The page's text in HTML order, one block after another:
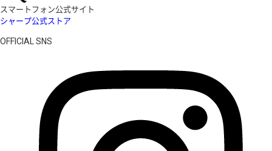
スマートフォン公式サイト
シャープ公式ストア
OFFICIAL SNS